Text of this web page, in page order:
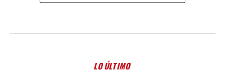
LO ÚLTIMO